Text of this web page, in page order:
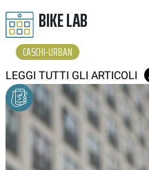
BIKE LAB
CASCHI-URBAN
LEGGI TUTTI GLI ARTICOLI